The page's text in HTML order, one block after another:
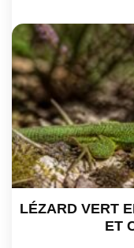
LÉZARD VERT
ET